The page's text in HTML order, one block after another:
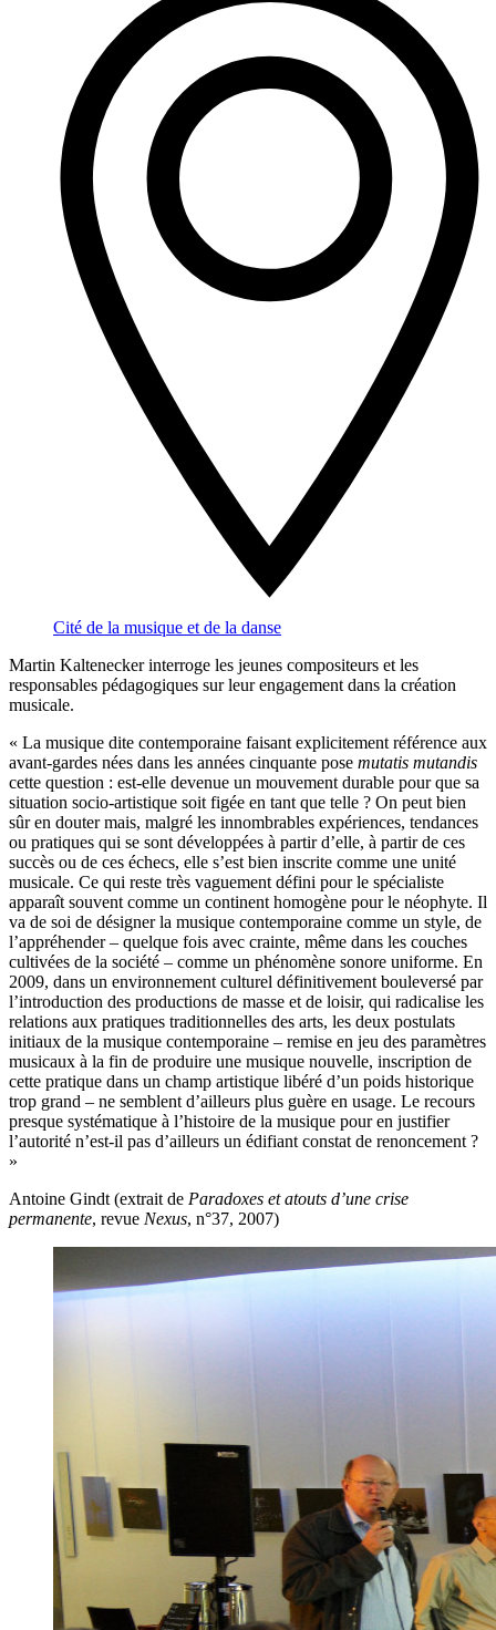
Cité de la musique et de la danse
Martin Kaltenecker interroge les jeunes compositeurs et les
responsables pédagogiques sur leur engagement dans la création
musicale.
« La musique dite contemporaine faisant explicitement référence aux
avant-gardes nées dans les années cinquante pose mutatis mutandis
cette question : est-elle devenue un mouvement durable pour que sa
situation socio-artistique soit figée en tant que telle ? On peut bien
sûr en douter mais, malgré les innombrables expériences, tendances
ou pratiques qui se sont développées à partir d’elle, à partir de ces
succès ou de ces échecs, elle s’est bien inscrite comme une unité
musicale. Ce qui reste très vaguement défini pour le spécialiste
apparaît souvent comme un continent homogène pour le néophyte. Il
va de soi de désigner la musique contemporaine comme un style, de
l’appréhender – quelque fois avec crainte, même dans les couches
cultivées de la société – comme un phénomène sonore uniforme. En
2009, dans un environnement culturel définitivement bouleversé par
l’introduction des productions de masse et de loisir, qui radicalise les
relations aux pratiques traditionnelles des arts, les deux postulats
initiaux de la musique contemporaine – remise en jeu des paramètres
musicaux à la fin de produire une musique nouvelle, inscription de
cette pratique dans un champ artistique libéré d’un poids historique
trop grand – ne semblent d’ailleurs plus guère en usage. Le recours
presque systématique à l’histoire de la musique pour en justifier
l’autorité n’est-il pas d’ailleurs un édifiant constat de renoncement ?
»
Antoine Gindt (extrait de Paradoxes et atouts d’une crise
permanente, revue Nexus, n°37, 2007)